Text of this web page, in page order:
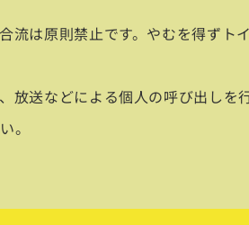
は原則禁止です。やむを得ずト
放送などによる個人の呼び出しを
。